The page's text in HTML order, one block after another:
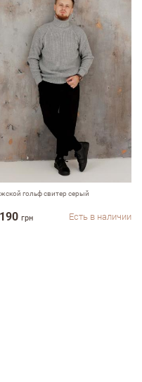
гольф свитер серый
грн Есть в наличии